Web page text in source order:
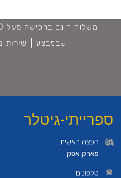
שבמבצע
שירות
ספרייתי-גיטלר
הפצה ראשית
פארק אפק
טלפונים